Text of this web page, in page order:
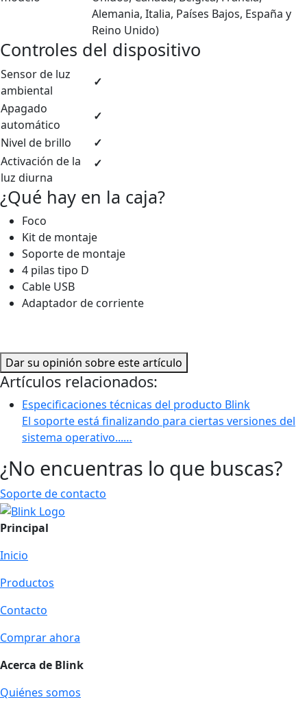
Alemania, Italia, Países Bajos, España y
Reino Unido)
Controles del dispositivo
Sensor de luz
ambiental
✓
Apagado
automático
✓
Nivel de brillo ✓
Activación de la
luz diurna
✓
¿Qué hay en la caja?
Foco
Kit de montaje
Soporte de montaje
4 pilas tipo D
Cable USB
Adaptador de corriente
Dar su opinión sobre este artículo
Artículos relacionados:
Especificaciones técnicas del producto Blink
El soporte está finalizando para ciertas versiones del
sistema operativo...…
¿No encuentras lo que buscas?
Soporte de contacto
Principal
Inicio
Productos
Contacto
Comprar ahora
Acerca de Blink
Quiénes somos